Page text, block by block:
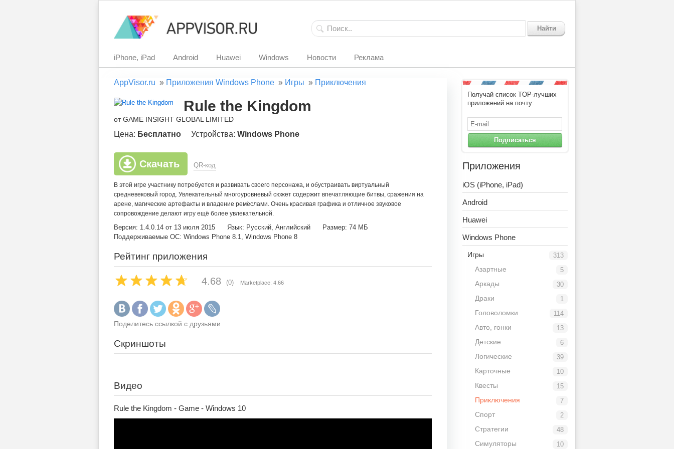
Найти
iPhone, iPad Android Huawei Windows Новости Реклама
AppVisor.ru » Приложения Windows Phone » Игры » Приключения
Rule the Kingdom
от GAME INSIGHT GLOBAL LIMITED
Цена: Бесплатно Устройства: Windows Phone
Скачать QR-код
В этой игре участнику потребуется и развивать своего персонажа, и обустраивать виртуальный
средневековый город. Увлекательный многоуровневый сюжет содержит впечатляющие битвы, сражения на
арене, магические артефакты и владение ремёслами. Очень красивая графика и отличное звуковое
сопровождение делают игру ещё более увлекательной.
Версия: 1.4.0.14 от 13 июля 2015 Язык: Русский, Английский
Размер: 74 МБ
Поддерживаемые ОС: Windows Phone 8.1, Windows Phone 8
Рейтинг приложения
4.68 (0) Marketplace: 4.66
Поделитесь ссылкой с друзьями
Скриншоты
Видео
Rule the Kingdom - Game - Windows 10
Получай список TOP-лучших
приложений на почту:
Подписаться
Приложения
iOS (iPhone, iPad)
Android
Huawei
Windows Phone
313
Игры
5
Азартные
30
Аркады
1
Драки
114
Головоломки
13
Авто, гонки
6
Детские
39
Логические
10
Карточные
15
Квесты
7
Приключения
2
Спорт
48
Стратегии
10
Симуляторы